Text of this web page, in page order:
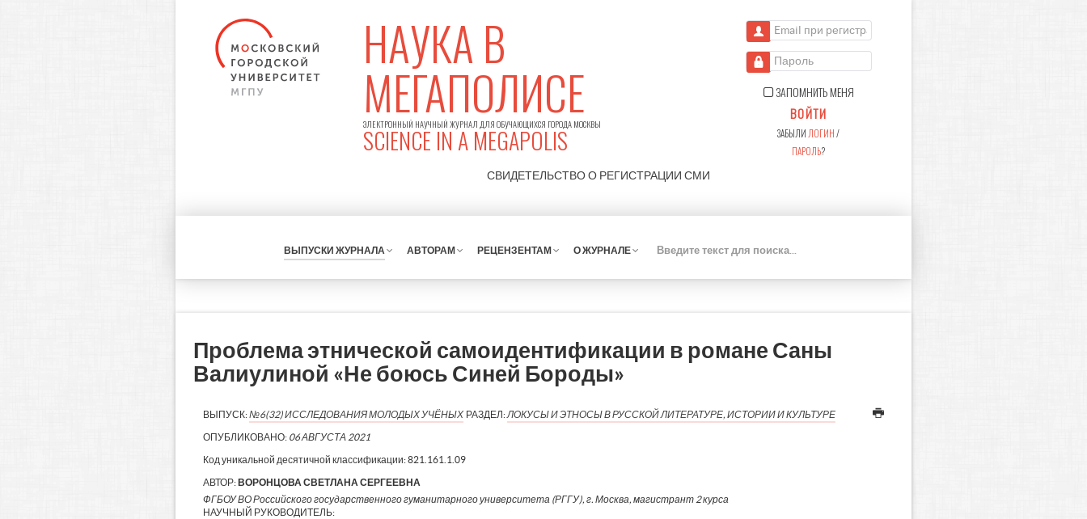
НАУКА В
МЕГАПОЛИСЕ
ЭЛЕКТРОННЫЙ НАУЧНЫЙ ЖУРНАЛ ДЛЯ ОБУЧАЮЩИХСЯ ГОРОДА МОСКВЫ
SCIENCE IN A MEGAPOLIS
СВИДЕТЕЛЬСТВО О РЕГИСТРАЦИИ СМИ
Email при регистрации
Пароль
ЗАПОМНИТЬ МЕНЯ
ВОЙТИ
ЗАБЫЛИ ЛОГИН/
ПАРОЛЬ?
ВЫПУСКИ ЖУРНАЛА АВТОРАМ РЕЦЕНЗЕНТАМ О ЖУРНАЛЕ
К
Проблема этнической самоидентификации в романе Саны
Валиулиной «Не боюсь Синей Бороды»
ВЫПУСК:№6(32) ИССЛЕДОВАНИЯ МОЛОДЫХ УЧЁНЫХ РАЗДЕЛ:ЛОКУСЫ И ЭТНОСЫ В РУССКОЙ ЛИТЕРАТУРЕ, ИСТОРИИ И КУЛЬТУРЕ
ОПУБЛИКОВАНО: 06 АВГУСТА 2021
Код уникальной десятичной классификации:821.161.1.09
АВТОР: ВОРОНЦОВА СВЕТЛАНА СЕРГЕЕВНА
ФГБОУ ВО Российского государственного гуманитарного университета (РГГУ), г. Москва, магистрант 2 курса
НАУЧНЫЙ РУКОВОДИТЕЛЬ: